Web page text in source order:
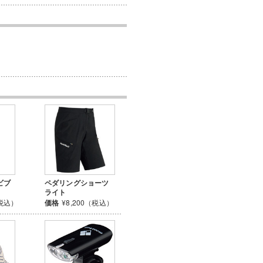
ブ
）
ペダリングショーツ
ライト
価格 ¥8,200（税込）